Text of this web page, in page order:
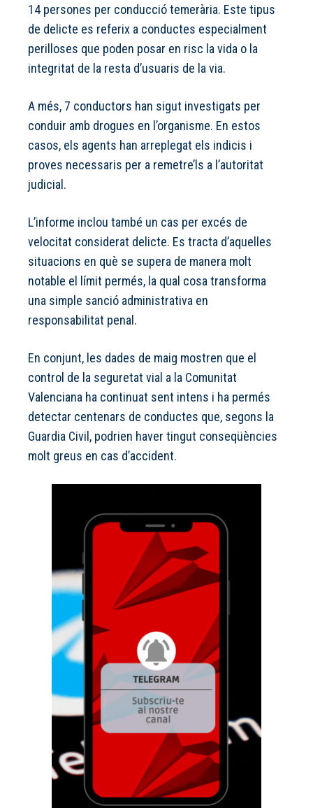
14 persones per conducció temerària. Este tipus
de delicte es referix a conductes especialment
perilloses que poden posar en risc la vida o la
integritat de la resta d’usuaris de la via.
A més, 7 conductors han sigut investigats per
conduir amb drogues en l’organisme. En estos
casos, els agents han arreplegat els indicis i
proves necessaris per a remetre’ls a l’autoritat
judicial.
L’informe inclou també un cas per excés de
velocitat considerat delicte. Es tracta d’aquelles
situacions en què se supera de manera molt
notable el límit permés, la qual cosa transforma
una simple sanció administrativa en
responsabilitat penal.
En conjunt, les dades de maig mostren que el
control de la seguretat vial a la Comunitat
Valenciana ha continuat sent intens i ha permés
detectar centenars de conductes que, segons la
Guardia Civil, podrien haver tingut conseqüències
molt greus en cas d’accident.